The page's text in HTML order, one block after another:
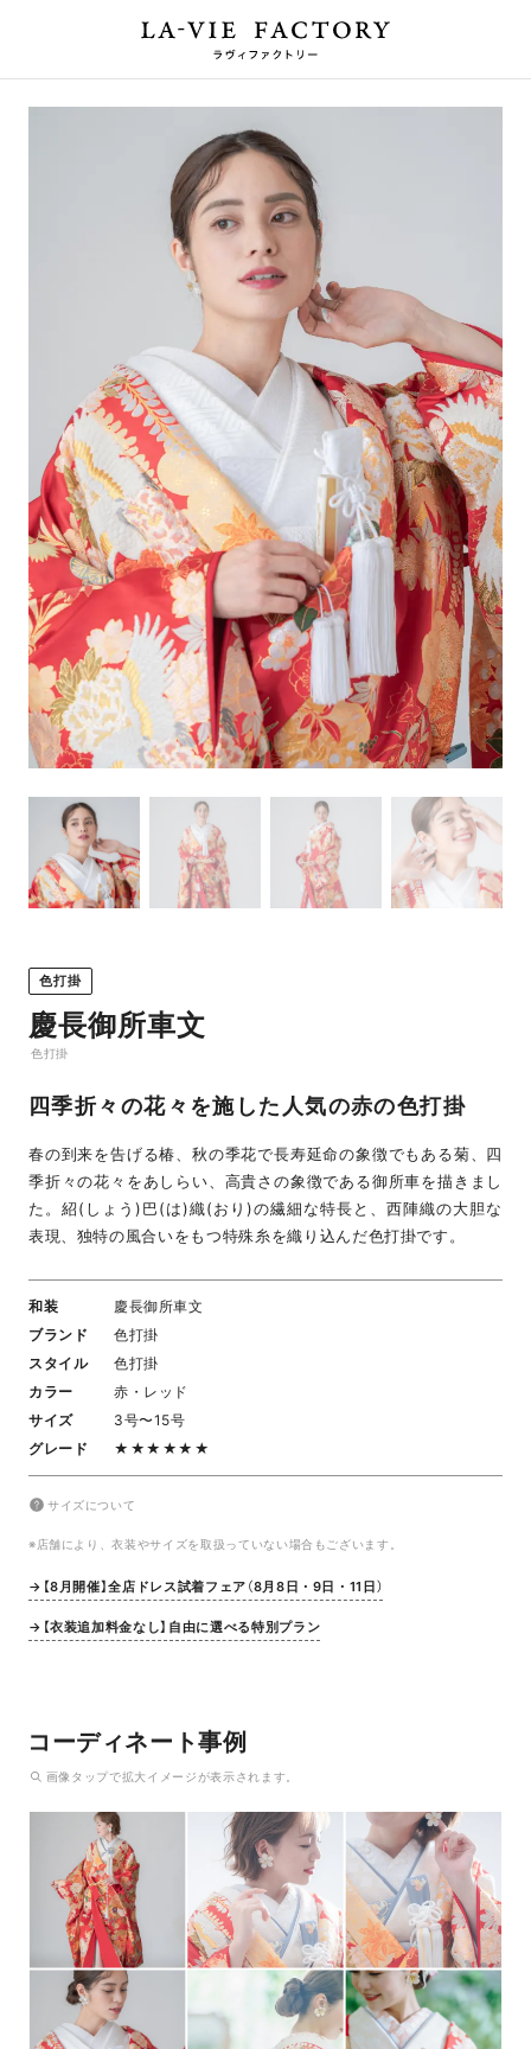
色打掛
慶長御所車文
色打掛
四季折々の花々を施した人気の赤の色打掛
春の到来を告げる椿、秋の季花で長寿延命の象徴でもある菊、四
季折々の花々をあしらい、高貴さの象徴である御所車を描きまし
た。紹(しょう)巴(は)織(おり)の繊細な特長と、西陣織の大胆な
表現、独特の風合いをもつ特殊糸を織り込んだ色打掛です。
和装
慶長御所車文
ブランド
色打掛
スタイル
色打掛
カラー
赤・レッド
サイズ
3号〜15号
グレード
★★★★★★
サイズについて
※店舗により、衣装やサイズを取扱っていない場合もございます。
→【8月開催】全店ドレス試着フェア（8月8日・9日・11日）
→【衣装追加料金なし】自由に選べる特別プラン
コーディネート事例
画像 タップで拡大イメージが表示されます。